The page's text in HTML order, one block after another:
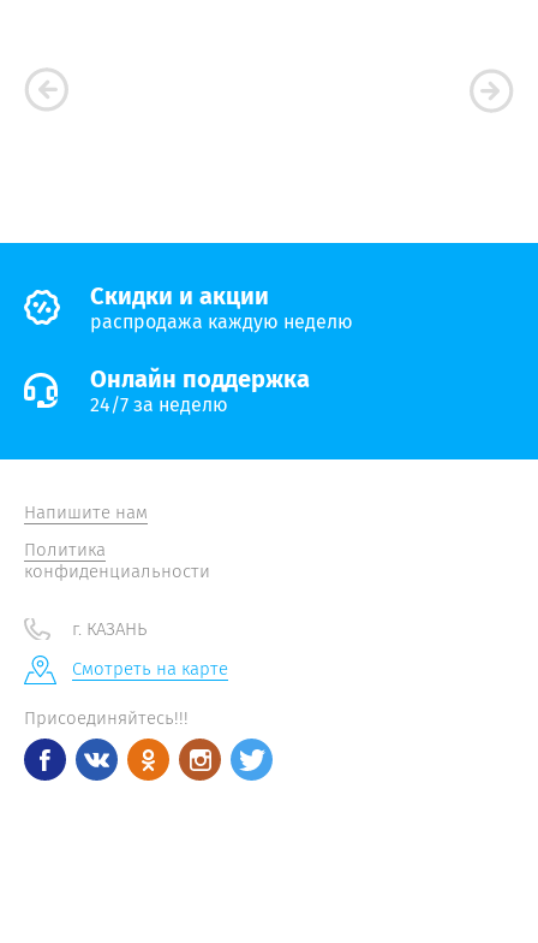
Cкидки и акции
распродажа каждую неделю
Онлайн поддержка
24/7 за неделю
Напишите нам
Политика
конфиденциальности
г. КАЗАНЬ
Смотреть на карте
Присоединяйтесь!!!